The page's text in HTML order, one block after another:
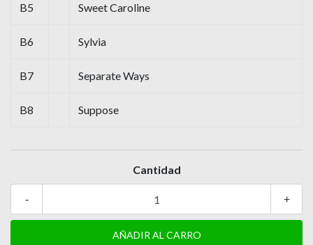
B5 Sweet Caroline
B6 Sylvia
B7 Separate Ways
B8 Suppose
Cantidad
+
-